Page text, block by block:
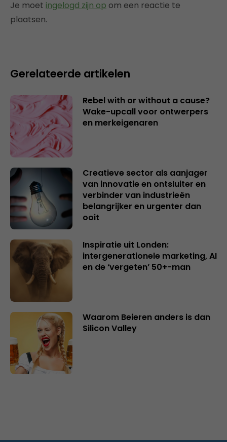
Je moet ingelogd zijn op om een reactie te
plaatsen.
Gerelateerde artikelen
Rebel with or without a cause?
Wake-upcall voor ontwerpers
en merkeigenaren
Creatieve sector als aanjager
van innovatie en ontsluiter en
verbinder van industrieën
belangrijker en urgenter dan
ooit
Inspiratie uit Londen:
intergenerationele marketing, AI
en de ‘vergeten’ 50+-man
Waarom Beieren anders is dan
Silicon Valley